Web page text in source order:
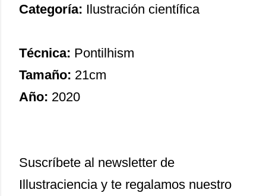
Categoría: Ilustración científica
Técnica: Pontilhism
Tamaño: 21cm
Año: 2020
Suscríbete al newsletter de
Illustraciencia y te regalamos nuestro